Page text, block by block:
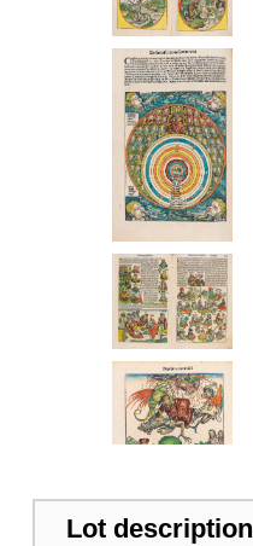
Lot description